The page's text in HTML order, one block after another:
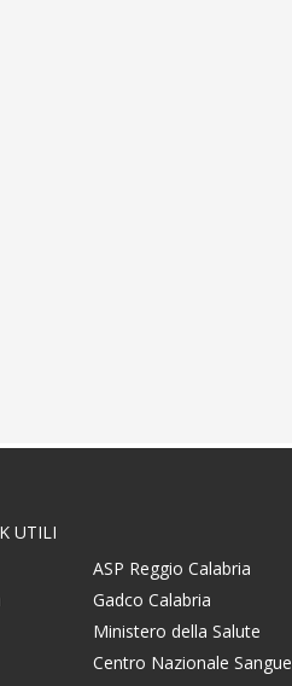
UTILI
ASP Reggio Calabria
Gadco Calabria
Ministero della Salute
Centro Nazionale Sangue